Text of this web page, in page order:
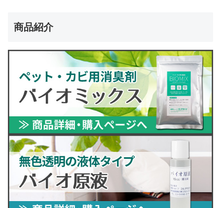
商品紹介